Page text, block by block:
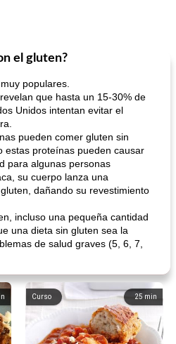
el gluten?
populares.
que hasta un 15-30% de
Unidos intentan evitar el
pueden comer gluten sin
estas proteínas pueden causar
para algunas personas
su cuerpo lanza una
dañando su revestimiento
incluso una pequeña cantidad
una dieta sin gluten sea la
de salud graves (5, 6, 7,
25 min
Curso